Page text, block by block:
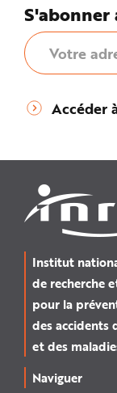
Accéder
Institut
de recherche
pour la
des accidents
et des
Naviguer